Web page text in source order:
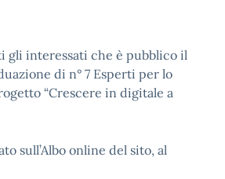
gli interessati che è pubblico il
di n° 7 Esperti per lo
“Crescere in digitale a
sull’Albo online del sito, al